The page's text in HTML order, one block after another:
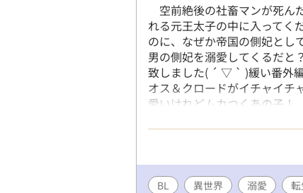
空前絶後の社畜マンが死
れる元王太子の中に入ってく
のに、なぜか帝国の側妃と
男の側妃を溺愛してくるだ
致しました( ´ ▽ ` )緩い番外
オス＆クロードがイチャイ
愛いけれどムカつくあの
さん達が温泉へ行く話 ○孫
ムの話） ○なんかウチの村
スの話） ○ブラックラム
ならば やっと完結表記に致
がとうございました～！
BL 異世界 溺愛